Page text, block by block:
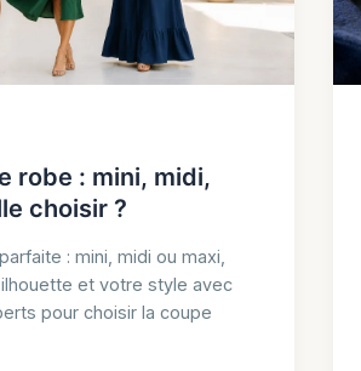
robe : mini, midi,
choisir ?
: mini, midi ou maxi,
et votre style avec
pour choisir la coupe